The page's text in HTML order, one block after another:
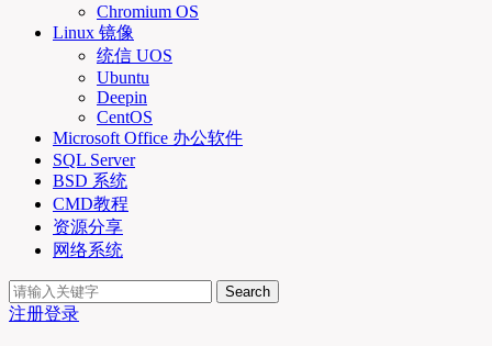
Chromium OS
Linux 镜像
统信 UOS
Ubuntu
Deepin
CentOS
Microsoft Office 办公软件
SQL Server
BSD 系统
CMD教程
资源分享
网络系统
Search
注册登录